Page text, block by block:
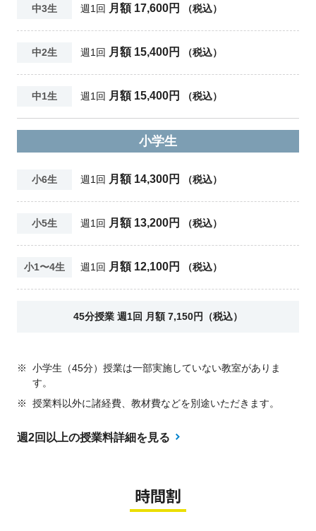
中3生 週1回 月額 17,600円 （税込）
中2生 週1回 月額 15,400円 （税込）
中1生 週1回 月額 15,400円 （税込）
小学生
小6生 週1回 月額 14,300円 （税込）
小5生 週1回 月額 13,200円 （税込）
小1〜4生 週1回 月額 12,100円 （税込）
45分授業 週1回 月額 7,150円（税込）
※
小学生（45分）授業は一部実施していない教室がありま
す。
※
授業料以外に諸経費、教材費などを別途いただきます。
週2回以上の授業料詳細を見る
時間割